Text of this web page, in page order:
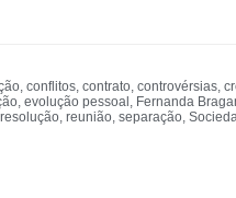
, conflitos, contrato, controvérsias,
, evolução pessoal , Fernanda
resolução, reunião, separação,